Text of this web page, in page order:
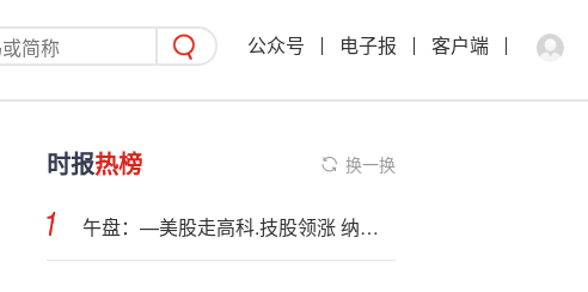
公众号 电子报 客户端
时报热榜 换一换
午盘：—美股走高科.技股领涨 纳指上涨0.7%